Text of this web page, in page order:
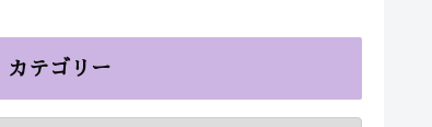
カテゴリー